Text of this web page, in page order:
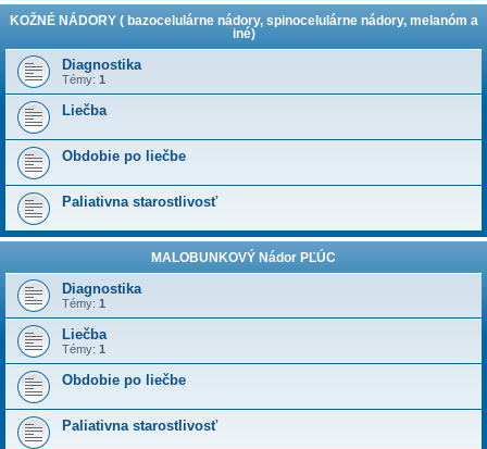
KOŽNÉ NÁDORY ( bazocelulárne nádory, spinocelulárne nádory, melanóm a
iné)
Diagnostika
Témy: 1
Liečba
Obdobie po liečbe
Paliativna starostlivosť
MALOBUNKOVÝ Nádor PĽÚC
Diagnostika
Témy: 1
Liečba
Témy: 1
Obdobie po liečbe
Paliativna starostlivosť